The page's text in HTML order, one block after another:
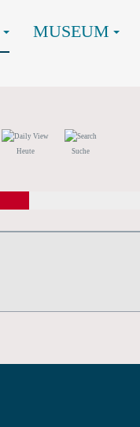
MUSEUM
Heute Suche